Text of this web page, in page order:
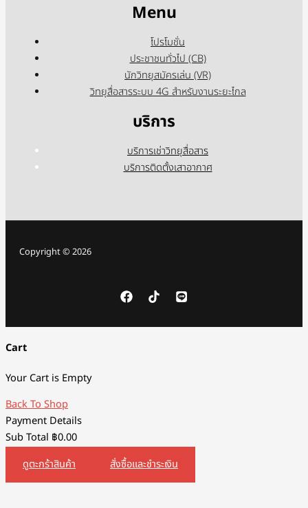
Menu
โปรโมชั่น
ประชาชนทั่วไป (CB)
นักวิทยุสมัครเล่น (VR)
วิทยุสื่อสารระบบ 4G สำหรับงานระยะไกล
บริการ
บริการเช่าวิทยุสื่อสาร
บริการติดตั้งเสาอากาศ
Copyright © 2026
Cart
Your Cart is Empty
Back To Shop
Payment Details
Sub Total ฿0.00
ดูตะกร้าสินค้า
สั่งซื้อและชำระเงิน